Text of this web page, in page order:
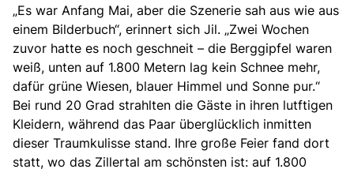
„Es war Anfang Mai, aber die Szenerie sah aus wie aus
einem Bilderbuch“, erinnert sich Jil. „Zwei Wochen
zuvor hatte es noch geschneit – die Berggipfel waren
weiß, unten auf 1.800 Metern lag kein Schnee mehr,
dafür grüne Wiesen, blauer Himmel und Sonne pur.“
Bei rund 20 Grad strahlten die Gäste in ihren lutftigen
Kleidern, während das Paar überglücklich inmitten
dieser Traumkulisse stand. Ihre große Feier fand dort
statt, wo das Zillertal am schönsten ist: auf 1.800